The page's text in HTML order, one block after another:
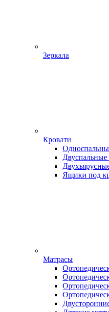
Зеркала
Кровати
Двуспальные
Ящики под
Матрасы